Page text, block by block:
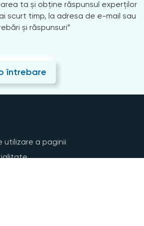
ta și obține răspunsul experților
scurt timp, la adresa de e-mail sau
și răspunsuri”
întrebare
utilizare a paginii